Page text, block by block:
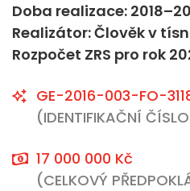
Doba realizace:
Realizátor: Člověk v
Rozpočet ZRS pro rok
GE-2016-003-FO-
(IDENTIFIKAČNÍ
17 000 000 Kč
(CELKOVÝ